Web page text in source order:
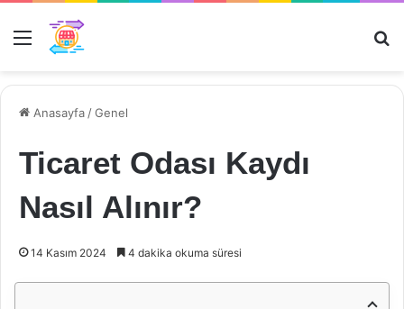
Menü
Anasayfa /Genel
Ticaret Odası Kaydı
Nasıl Alınır?
14 Kasım 2024 4 dakika okuma süresi